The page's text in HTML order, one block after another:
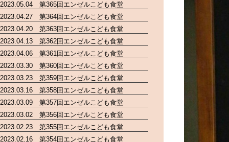
2023.05.04 第365回エンゼルこども食堂
2023.04.27 第364回エンゼルこども食堂
2023.04.20 第363回エンゼルこども食堂
2023.04.13 第362回エンゼルこども食堂
2023.04.06 第361回エンゼルこども食堂
2023.03.30 第360回エンゼルこども食堂
2023.03.23 第359回エンゼルこども食堂
2023.03.16 第358回エンゼルこども食堂
2023.03.09 第357回エンゼルこども食堂
2023.03.02 第356回エンゼルこども食堂
2023.02.23 第355回エンゼルこども食堂
2023.02.16 第354回エンゼルこども食堂